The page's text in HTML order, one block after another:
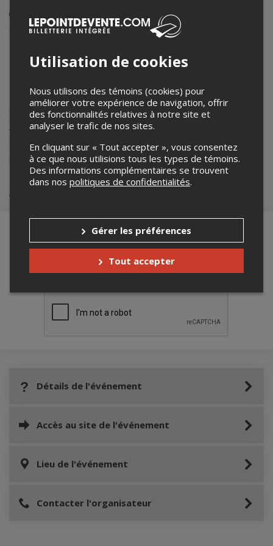
3 janvier 2026
Entrée principale du pavillon Alphonse-Desjardins
Desjardins),Québec,QC,Canada
Lepointdevente.com agit à titre de mandataire pour Université Laval
- Bureau de la vie étudiantedans le cadre de l’affichage en ligne et la
vente de billets pour ses événements.
contacter l’organisateur de l’événement, Université Laval - Bureau de
la vie étudiante , àinformation@bve.ulaval.ca.
Achat de billets
Merci de confirmer que vous n'êtes pas un
robot ci-bas.
Détails de l'événement
Accès au site de l'événement
Lieu de l'événement
Contacter l'organisateur
Utilisation de cookies
Nous utilisons des témoins (cookies) pour
améliorer votre expérience de navigation, offrir
des fonctionnalités relatives à notre site et
analyser le trafic de nos sites.
En cliquant sur « Tout accepter », vous consentez
à ce que nous utilisions tous les types de témoins.
Des informations complémentaires se trouvent
dans nos politiques de confidentialités.
Gérer les préférences
Tout accepter